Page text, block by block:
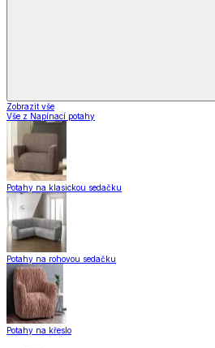
Zobrazit vše
Vše z Napínací potahy
Potahy na klasickou sedačku
Potahy na rohovou sedačku
Potahy na křeslo